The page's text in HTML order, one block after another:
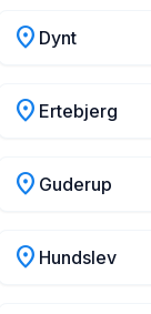
location_on Dynt
location_on Ertebjerg
location_on Guderup
location_on Hundslev